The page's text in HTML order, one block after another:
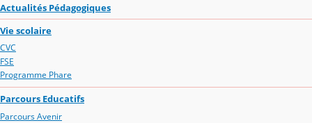
Actualités Pédagogiques
Vie scolaire
CVC
FSE
Programme Phare
Parcours Educatifs
Parcours Avenir